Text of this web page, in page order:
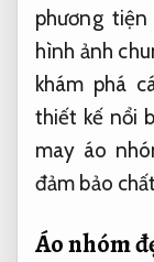
phương
hình ảnh
khám phá
thiết kế nổi
may áo
đảm bảo
Áo nhóm